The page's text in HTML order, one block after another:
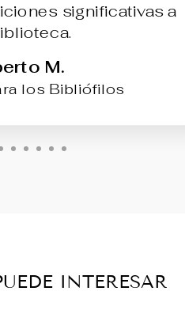
significativas a
M.
los Bibliófilos
INTERESAR